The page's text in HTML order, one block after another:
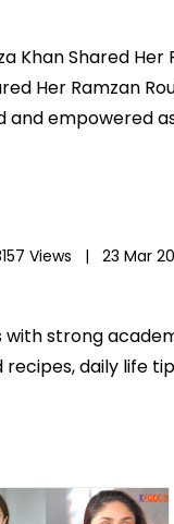
Khan Shared
Her Ramzan
empowered
Views | 23 Mar
strong
daily life